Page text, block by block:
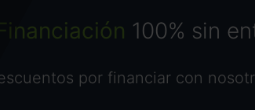
100% sin
por financiar con